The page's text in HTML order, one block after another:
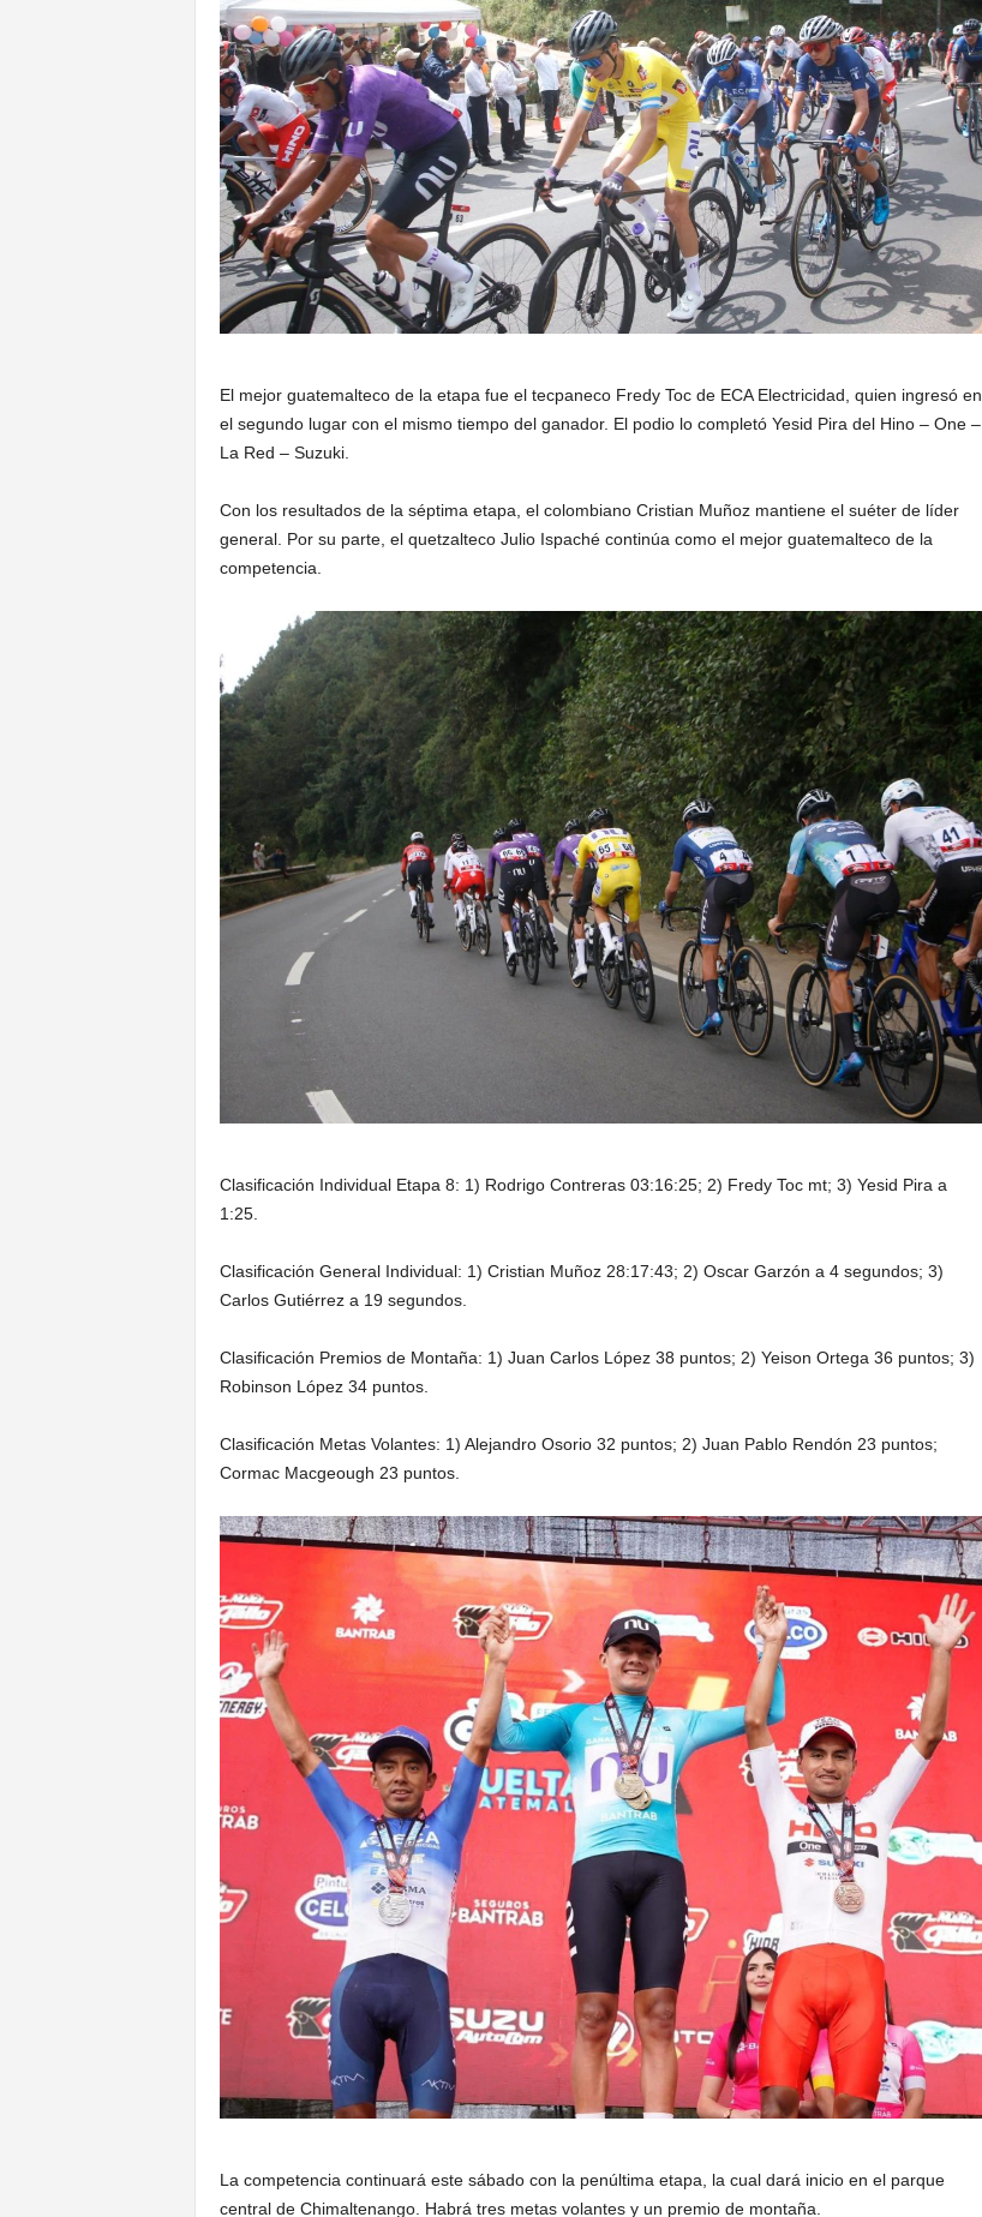
El mejor guatemalteco de la etapa fue el tecpaneco Fredy Toc de ECA Electricidad, quien ingresó en
el segundo lugar con el mismo tiempo del ganador. El podio lo completó Yesid Pira del Hino – One –
La Red – Suzuki.
Con los resultados de la séptima etapa, el colombiano Cristian Muñoz mantiene el suéter de líder
general. Por su parte, el quetzalteco Julio Ispaché continúa como el mejor guatemalteco de la
competencia.
Clasificación Individual Etapa 8: 1) Rodrigo Contreras 03:16:25; 2) Fredy Toc mt; 3) Yesid Pira a
1:25.
Clasificación General Individual: 1) Cristian Muñoz 28:17:43; 2) Oscar Garzón a 4 segundos; 3)
Carlos Gutiérrez a 19 segundos.
Clasificación Premios de Montaña: 1) Juan Carlos López 38 puntos; 2) Yeison Ortega 36 puntos; 3)
Robinson López 34 puntos.
Clasificación Metas Volantes: 1) Alejandro Osorio 32 puntos; 2) Juan Pablo Rendón 23 puntos;
Cormac Macgeough 23 puntos.
La competencia continuará este sábado con la penúltima etapa, la cual dará inicio en el parque
central de Chimaltenango. Habrá tres metas volantes y un premio de montaña.